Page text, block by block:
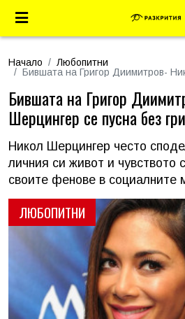
Начало
Любопитни
Бившата на Григор Диимитров-
ЛЮБОПИТНИ
Бившата на Григор
Шерцингер се пусна без
Никол Шерцингер често
личния си живот и чувството
своите фенове в социалните